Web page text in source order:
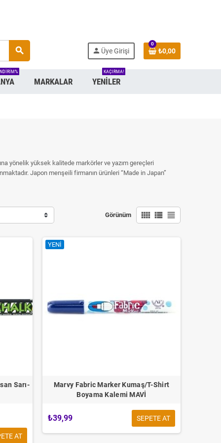
search person Üye Girişi
0
₺0,00
MARKALAR YENILER
KAÇIRMA!
yönelik yüksek kalitede markörler ve yazım gereçleri
Japon menşeili firmanın ürünleri “Made in Japan”
Görünüm view_comfy view_list view_headline
Sarı-
AT
YENI
Marvy Fabric Marker Kumaş/T-Shirt
Boyama Kalemi MAVİ
₺39,99 SEPETE AT